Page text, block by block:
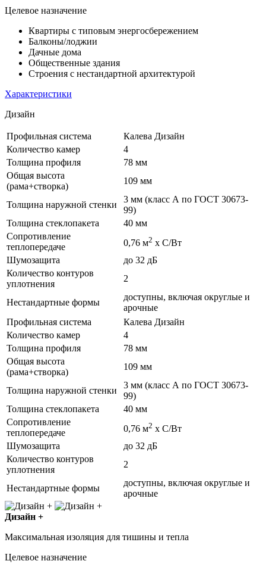
Целевое назначение
Квартиры с типовым энергосбережением
Балконы/лоджии
Дачные дома
Общественные здания
Строения с нестандартной архитектурой
Характеристики
Дизайн
Профильная система
Калева Дизайн
Количество камер
4
Толщина профиля
78 мм
Общая высота
(рама+створка)
109 мм
Толщина наружной стенки
3 мм (класс А по ГОСТ 30673-
99)
Толщина стеклопакета
40 мм
Сопротивление
теплопередаче
0,76 м2 х С/Вт
Шумозащита
до 32 дБ
Количество контуров
уплотнения
2
Нестандартные формы
доступны, включая округлые и
арочные
Профильная система
Калева Дизайн
Количество камер
4
Толщина профиля
78 мм
Общая высота
(рама+створка)
109 мм
Толщина наружной стенки
3 мм (класс А по ГОСТ 30673-
99)
Толщина стеклопакета
40 мм
Сопротивление
теплопередаче
0,76 м2 х С/Вт
Шумозащита
до 32 дБ
Количество контуров
уплотнения
2
Нестандартные формы
доступны, включая округлые и
арочные
Дизайн +
Максимальная изоляция для тишины и тепла
Целевое назначение